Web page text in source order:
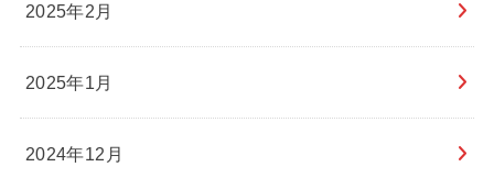
2025年2月
2025年1月
2024年12月